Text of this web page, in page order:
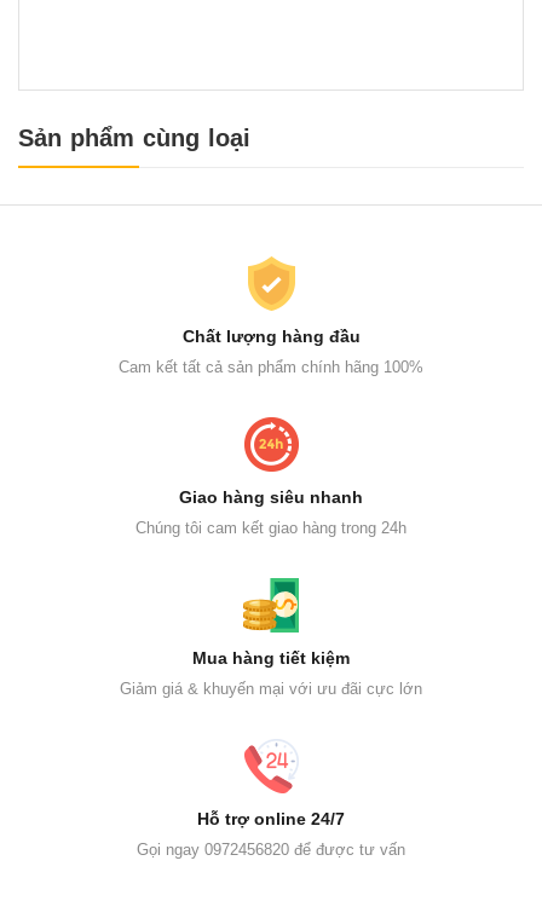
Sản phẩm cùng loại
Chất lượng hàng đầu
Cam kết tất cả sản phẩm chính hãng 100%
Giao hàng siêu nhanh
Chúng tôi cam kết giao hàng trong 24h
Mua hàng tiết kiệm
Giảm giá & khuyến mại với ưu đãi cực lớn
Hỗ trợ online 24/7
Gọi ngay 0972456820 để được tư vấn